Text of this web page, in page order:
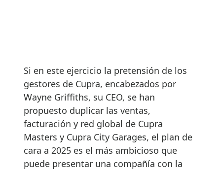
Si en este ejercicio la pretensión de los
gestores de Cupra, encabezados por
Wayne Griffiths, su CEO, se han
propuesto duplicar las ventas,
facturación y red global de Cupra
Masters y Cupra City Garages, el plan de
cara a 2025 es el más ambicioso que
puede presentar una compañía con la